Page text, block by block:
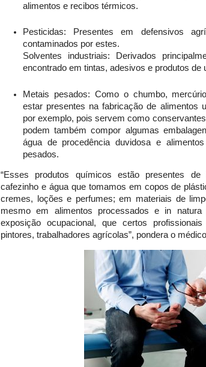
alimentos e recibos térmicos.
Pesticidas: Presentes em defensivos
contaminados por estes.
Solventes industriais: Derivados
encontrado em tintas, adesivos e produtos de
Metais pesados: Como o chumbo,
estar presentes na fabricação de alimentos
por exemplo, pois servem como
podem também compor algumas
água de procedência duvidosa e
pesados.
“Esses produtos químicos estão presentes
cafezinho e água que tomamos em copos de
cremes, loções e perfumes; em materiais de
mesmo em alimentos processados e in
exposição ocupacional, que certos
pintores, trabalhadores agrícolas”, pondera o